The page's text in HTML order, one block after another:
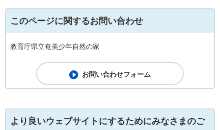
このページに関するお問い合わせ
教育庁県立奄美少年自然の家
より良いウェブサイトにするためにみなさまのご